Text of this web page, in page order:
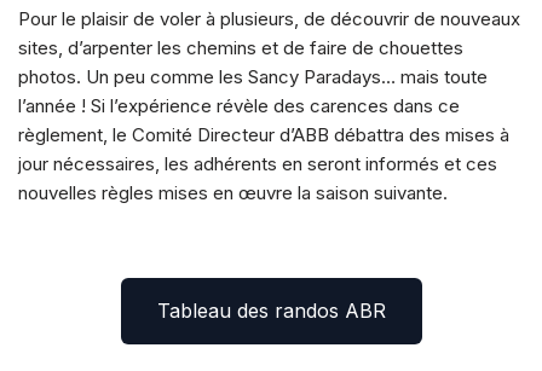
Pour le plaisir de voler à plusieurs, de découvrir de nouveaux
sites, d’arpenter les chemins et de faire de chouettes
photos. Un peu comme les Sancy Paradays… mais toute
l’année ! Si l’expérience révèle des carences dans ce
règlement, le Comité Directeur d’ABB débattra des mises à
jour nécessaires, les adhérents en seront informés et ces
nouvelles règles mises en œuvre la saison suivante.
Tableau des randos ABR